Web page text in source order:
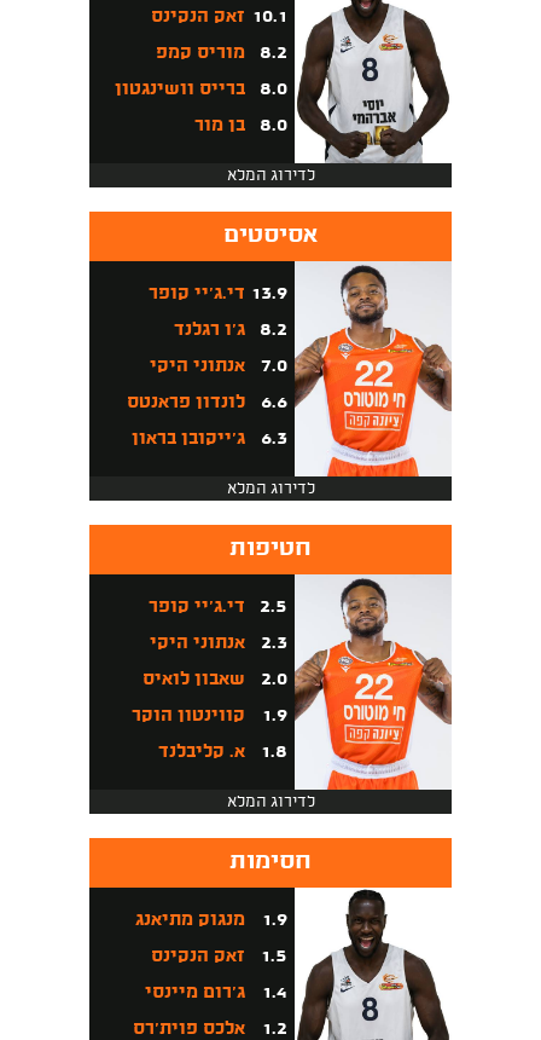
10.1 זאק הנקינס
8.2
מוריס קמפ
8.0
ברייס וושינגטון
8.0
בן מור
לדירוג המלא
אסיסטים
13.9 די.ג'יי קופר
8.2
ג'ו רגלנד
7.0
אנתוני היקי
6.6
לונדון פראנטס
6.3
ג'ייקובן בראון
לדירוג המלא
חטיפות
2.5
די.ג'יי קופר
2.3
אנתוני היקי
2.0
שאבון לואיס
1.9
קווינטון הוקר
1.8
א. קליבלנד
לדירוג המלא
חסימות
1.9
מנגוק מתיאנג
1.5
זאק הנקינס
1.4
ג'רום מיינסי
1.2
אלכס פוית'רס